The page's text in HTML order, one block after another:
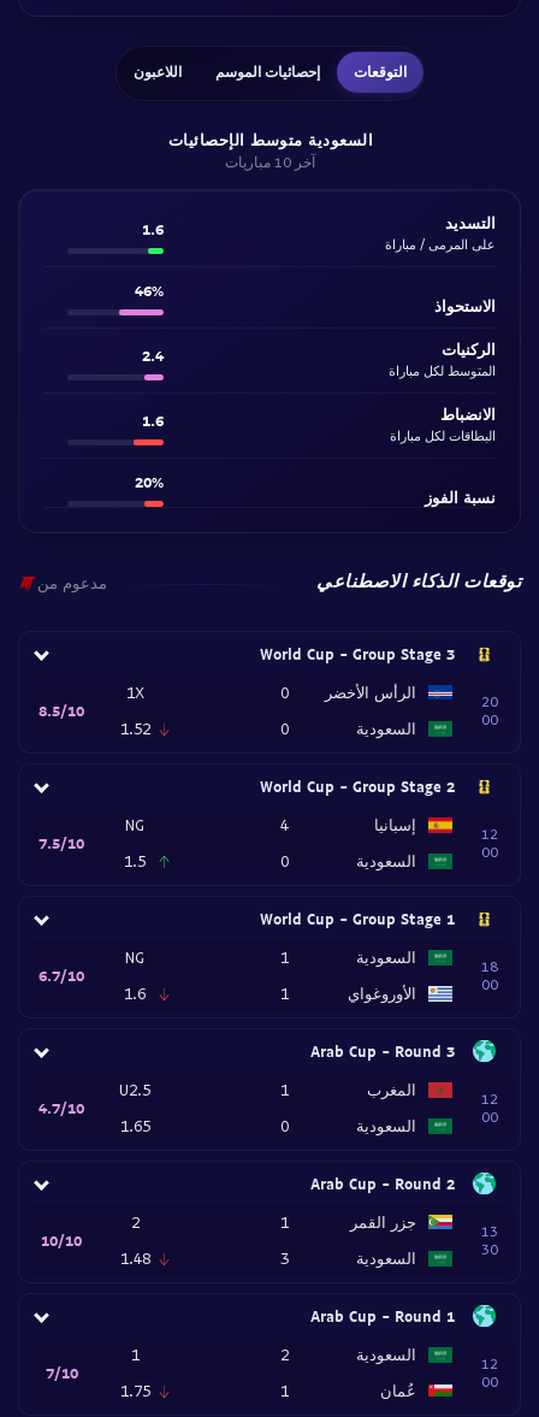
التوقعات إحصائيات الموسم اللاعبون
السعودية متوسط الإحصائيات
آخر 10 مباريات
التسديد
على المرمى / مباراة
1.6
الاستحواذ
46%
الركنيات
المتوسط لكل مباراة
2.4
الانضباط
البطاقات لكل مباراة
1.6
نسبة الفوز
20%
توقعات الذكاء الاصطناعي مدعوم من
World Cup - Group Stage 3
20
00
الرأس الأخضر
السعودية
0
0
1X
1.52
8.5/10
World Cup - Group Stage 2
12
00
إسبانيا
السعودية
4
0
NG
1.5
7.5/10
World Cup - Group Stage 1
18
00
السعودية
الأوروغواي
1
1
NG
1.6
6.7/10
Arab Cup - Round 3
12
00
المغرب
السعودية
1
0
U2.5
1.65
4.7/10
Arab Cup - Round 2
13
30
جزر القمر
السعودية
1
3
2
1.48
10/10
Arab Cup - Round 1
12
00
السعودية
عُمان
2
1
1
1.75
7/10